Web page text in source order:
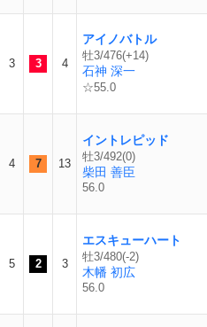
3 3 4
アイノバトル
牡3/476(+14)
石神 深一
☆55.0
4 7 13
イントレピッド
牡3/492(0)
柴田 善臣
56.0
5 2 3
エスキューハート
牡3/480(-2)
木幡 初広
56.0